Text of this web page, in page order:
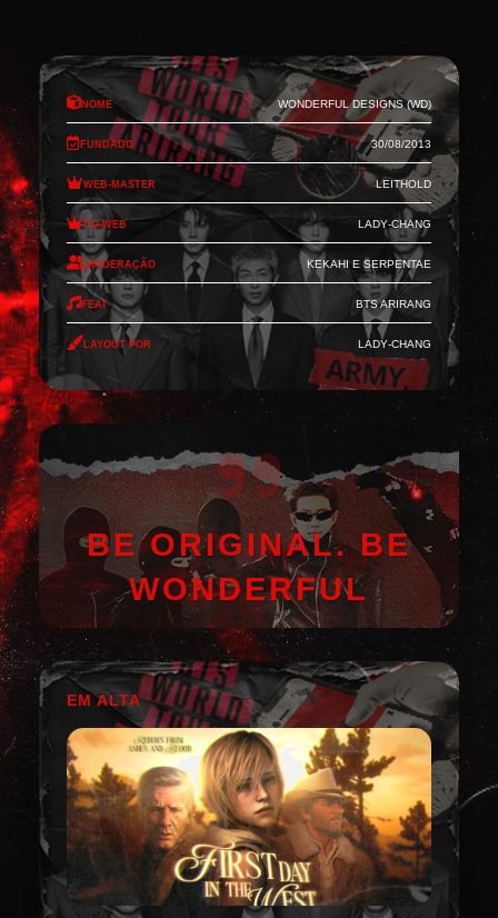
Nome Wonderful Designs (WD)
Fundado 30/08/2013
Web-Master Leithold
Co-Web Lady-Chang
Moderação Kekahi e Serpentae
Feat BTS Arirang
Layout por Lady-Chang
BE ORIGINAL. BE
WONDERFUL
EM ALTA